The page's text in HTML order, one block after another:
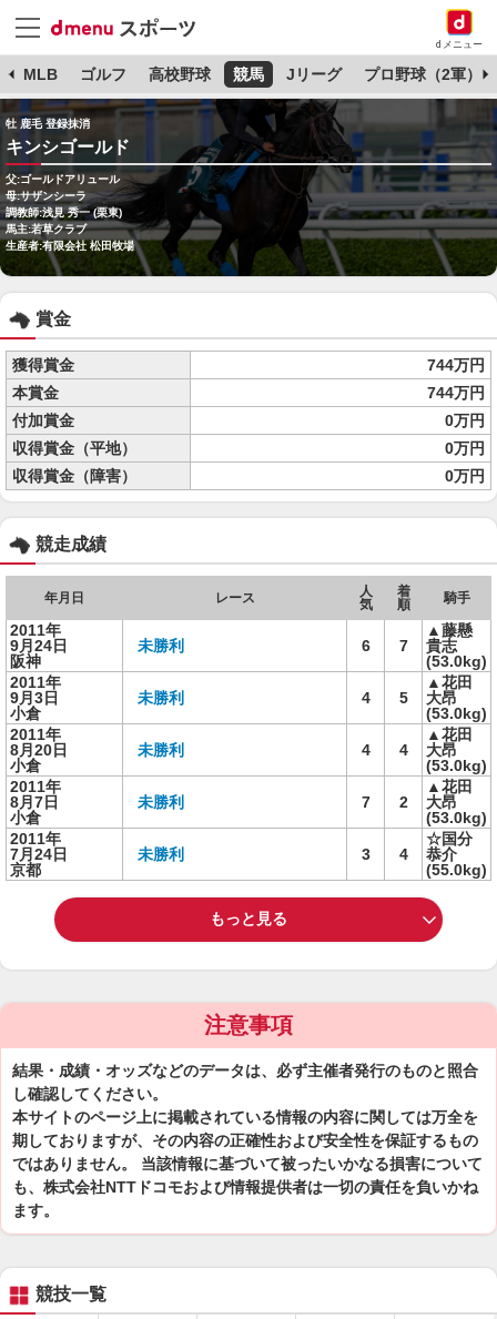
dメニュー
MLB ゴルフ 高校野球 競馬 Jリーグ プロ野球（2軍）
牡 鹿毛 登録抹消
キンシゴールド
父:ゴールドアリュール
母:サザンシーラ
調教師:浅見 秀一 (栗東)
馬主:若草クラブ
生産者:有限会社 松田牧場
賞金
獲得賞金
744万円
本賞金
744万円
付加賞金
0万円
収得賞金（平地）
0万円
収得賞金（障害）
0万円
競走成績
年月日 レース
人
気
着
順
騎手
2011年
9月24日
阪神
未勝利 6 7
▲藤懸
貴志
(53.0kg)
2011年
9月3日
小倉
未勝利 4 5
▲花田
大昂
(53.0kg)
2011年
8月20日
小倉
未勝利 4 4
▲花田
大昂
(53.0kg)
2011年
8月7日
小倉
未勝利 7 2
▲花田
大昂
(53.0kg)
2011年
7月24日
京都
未勝利 3 4
☆国分
恭介
(55.0kg)
もっと見る
注意事項
結果・成績・オッズなどのデータは、必ず主催者発行のものと照合
し確認してください。
本サイトのページ上に掲載されている情報の内容に関しては万全を
期しておりますが、その内容の正確性および安全性を保証するもの
ではありません。 当該情報に基づいて被ったいかなる損害について
も、株式会社NTTドコモおよび情報提供者は一切の責任を負いかね
ます。
競技一覧